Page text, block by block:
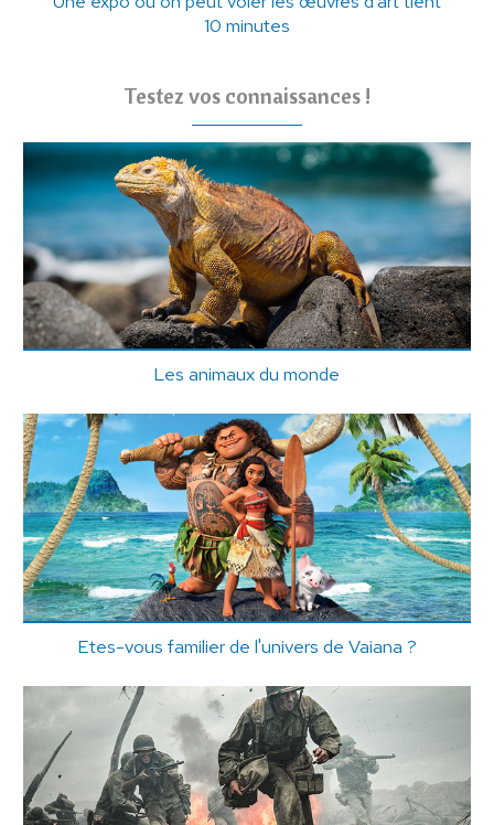
10 minutes
Testez vos connaissances !
Les animaux du monde
Etes-vous familier de l'univers de Vaiana ?